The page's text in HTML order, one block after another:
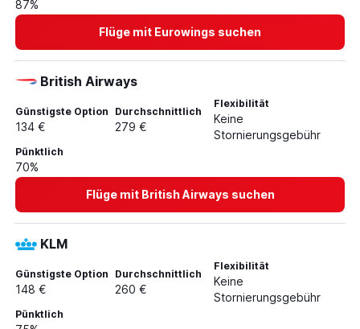
Flüge von Hamburg nach Palma de Mallorca
87%
Flüge mit Eurowings suchen
British Airways
Günstigste Option
134 €
Durchschnittlich
279 €
Flexibilität
Keine
Stornierungsgebühr
Pünktlich
70%
Flüge mit British Airways suchen
KLM
Günstigste Option
148 €
Durchschnittlich
260 €
Flexibilität
Keine
Stornierungsgebühr
Pünktlich